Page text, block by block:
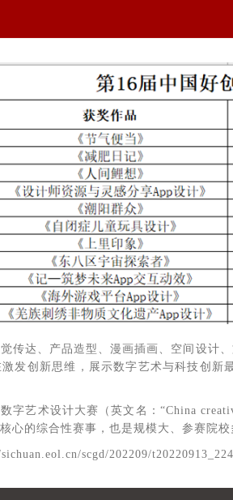
传达、产品造型、漫画插画、空间设计
发创新思维，展示数字艺术与科技创
字艺术设计大赛（英文名：“China
心的综合性赛事，也是规模大、参赛院校
scgd/202209/